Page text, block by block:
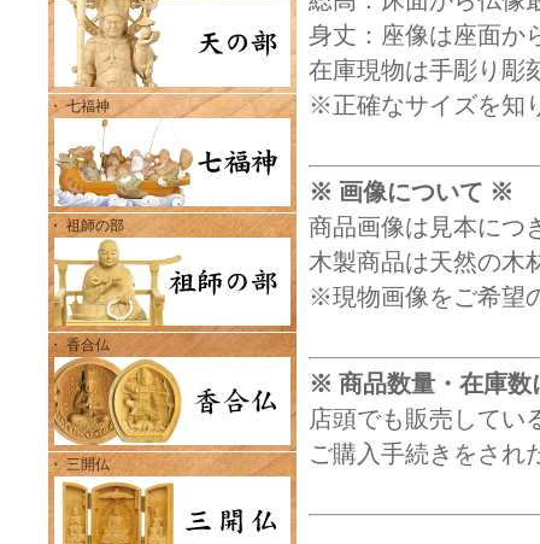
・ 七福神
・ 祖師の部
・ 香合仏
・ 三開仏
身丈：座像は座面か
在庫現物は手彫り彫
※正確なサイズを知
※ 画像について ※
商品画像は見本につ
木製商品は天然の木
※現物画像をご希望
※ 商品数量・在庫
店頭でも販売してい
ご購入手続きをされ